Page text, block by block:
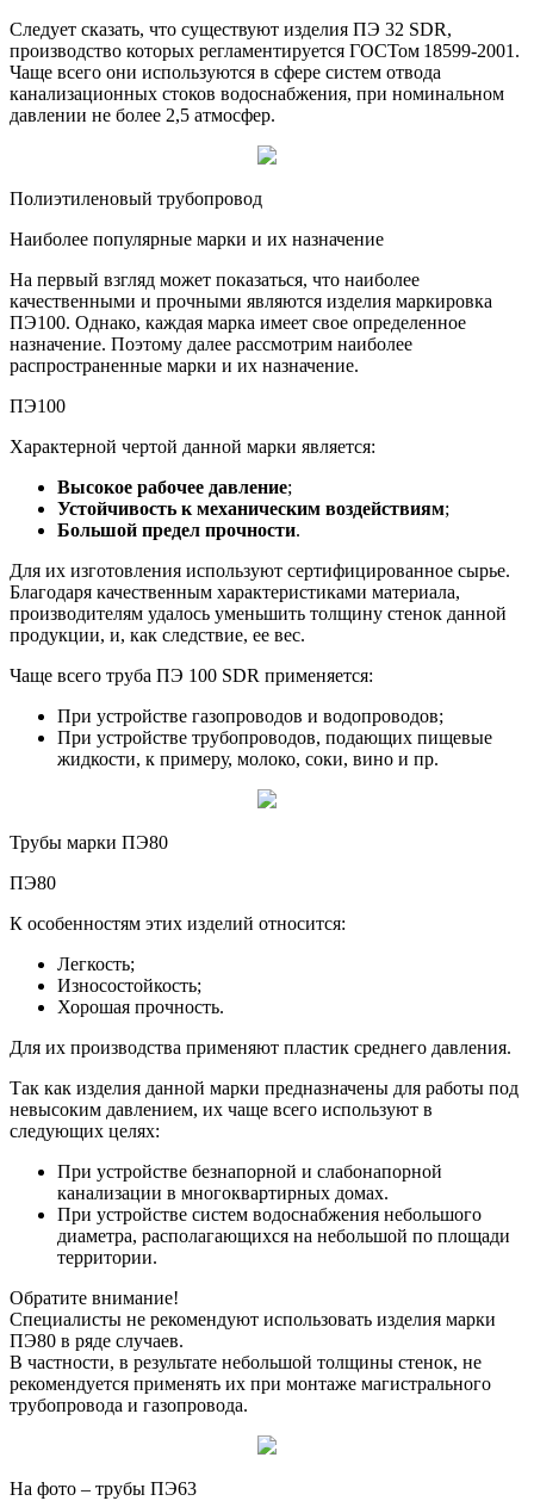
Следует сказать, что существуют изделия ПЭ 32 SDR,
производство которых регламентируется ГОСТом 18599-2001.
Чаще всего они используются в сфере систем отвода
канализационных стоков водоснабжения, при номинальном
давлении не более 2,5 атмосфер.
Полиэтиленовый трубопровод
Наиболее популярные марки и их назначение
На первый взгляд может показаться, что наиболее
качественными и прочными являются изделия маркировка
ПЭ100. Однако, каждая марка имеет свое определенное
назначение. Поэтому далее рассмотрим наиболее
распространенные марки и их назначение.
ПЭ100
Характерной чертой данной марки является:
Высокое рабочее давление;
Устойчивость к механическим воздействиям;
Большой предел прочности.
Для их изготовления используют сертифицированное сырье.
Благодаря качественным характеристиками материала,
производителям удалось уменьшить толщину стенок данной
продукции, и, как следствие, ее вес.
Чаще всего труба ПЭ 100 SDR применяется:
При устройстве газопроводов и водопроводов;
При устройстве трубопроводов, подающих пищевые
жидкости, к примеру, молоко, соки, вино и пр.
Трубы марки ПЭ80
ПЭ80
К особенностям этих изделий относится:
Легкость;
Износостойкость;
Хорошая прочность.
Для их производства применяют пластик среднего давления.
Так как изделия данной марки предназначены для работы под
невысоким давлением, их чаще всего используют в
следующих целях:
При устройстве безнапорной и слабонапорной
канализации в многоквартирных домах.
При устройстве систем водоснабжения небольшого
диаметра, располагающихся на небольшой по площади
территории.
Обратите внимание!
Специалисты не рекомендуют использовать изделия марки
ПЭ80 в ряде случаев.
В частности, в результате небольшой толщины стенок, не
рекомендуется применять их при монтаже магистрального
трубопровода и газопровода.
На фото – трубы ПЭ63